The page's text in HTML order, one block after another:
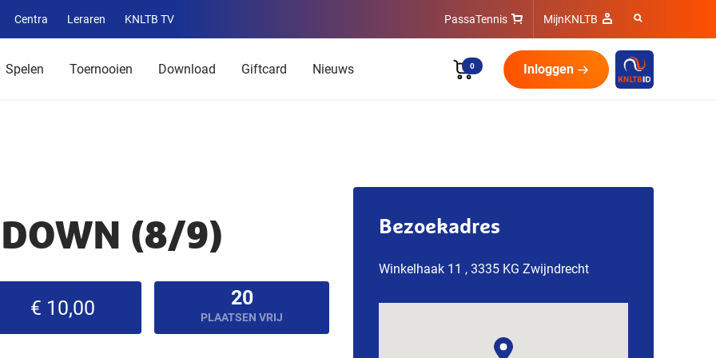
Centra Leraren KNLTB TV
Service
menu
PassaTennis MijnKNLTB
Spelen Toernooien Download Giftcard Nieuws 0 Inloggen
DOWN (8/9)
€ 10,00 20
PLAATSEN VRIJ
Bezoekadres
Winkelhaak 11 , 3335 KG Zwijndrecht